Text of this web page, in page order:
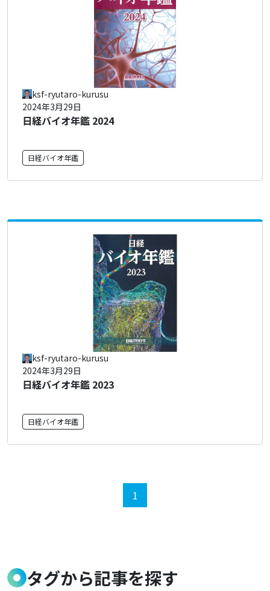
日経バイオ年鑑 2024
2024年3月29日
ksf-ryutaro-kurusu
日経バイオ年鑑
日経バイオ年鑑 2023
2024年3月29日
ksf-ryutaro-kurusu
日経バイオ年鑑
1
タグから記事を探す